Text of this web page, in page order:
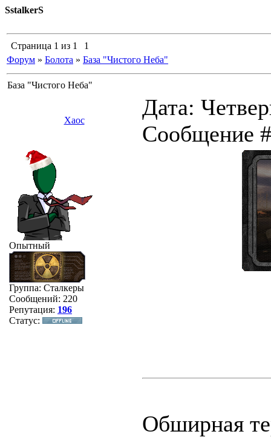
SstalkerS
Страница 1 из 1
1
Форум » Болота » База "Чистого Неба"
База "Чистого Неба"
Хаос
Дата:
Сообщение
Опытный
Группа: Сталкеры
Сообщений: 220
Репутация: 196
Статус:
Обширная